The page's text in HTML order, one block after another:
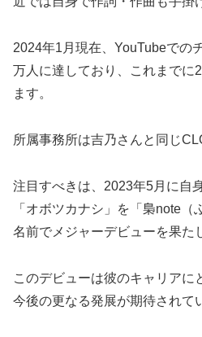
2024年1月現在、YouTubeでの
万人に達しており、これまでに
ます。
所属事務所は吉乃さんと同じ
注目すべきは、2023年5月に自
「オボツカナシ」を「梟note（
名前でメジャーデビューを果た
このデビューは彼のキャリアに
今後の更なる発展が期待されて